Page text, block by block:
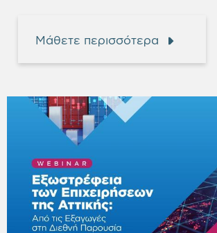
Μάθετε περισσότερα